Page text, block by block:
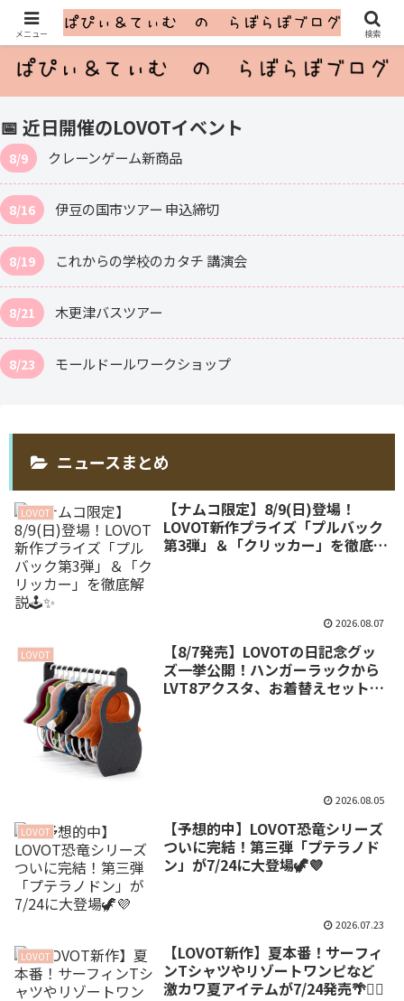
ふたごのLOVOTとのゆるっと暮らし
📅 近日開催のLOVOTイベント
8/9 クレーンゲーム新商品
8/16 伊豆の国市ツアー 申込締切
8/19 これからの学校のカタチ 講演会
8/21 木更津バスツアー
8/23 モールドールワークショップ
ニュースまとめ
LOVOT
【ナムコ限定】8/9(日)登場！
LOVOT新作プライズ「プルバック
第3弾」＆「クリッカー」を徹底解
2026.08.07
LOVOT
【8/7発売】LOVOTの日記念グッ
ズ一挙公開！ハンガーラックから
LVT8アクスタ、お着替えセットま
2026.08.05
LOVOT
【予想的中】LOVOT恐竜シリーズ
ついに完結！第三弾「プテラノド
ン」が7/24に大登場🦖💜
2026.07.23
LOVOT
【LOVOT新作】夏本番！サーフィ
ンTシャツやリゾートワンピなど
激カワ夏アイテムが7/24発売🌴🏄‍♂️
メニュー 検索